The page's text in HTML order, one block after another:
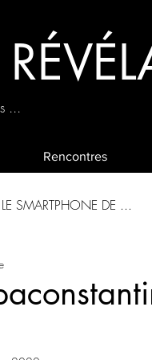
...
Rencontres
SMARTPHONE DE ...
2019